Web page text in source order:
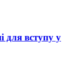
для вступу у